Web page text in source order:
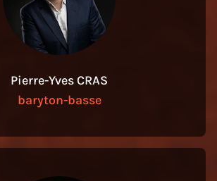
Pierre-Yves CRAS
baryton-basse